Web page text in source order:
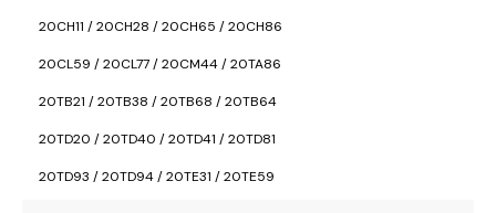
20CH11 / 20CH28 / 20CH65 / 20CH86
20CL59 / 20CL77 / 20CM44 / 20TA86
20TB21 / 20TB38 / 20TB68 / 20TB64
20TD20 / 20TD40 / 20TD41 / 20TD81
20TD93 / 20TD94 / 20TE31 / 20TE59